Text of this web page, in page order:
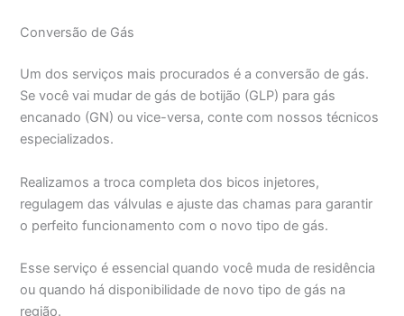
Conversão de Gás
Um dos serviços mais procurados é a conversão de gás.
Se você vai mudar de gás de botijão (GLP) para gás
encanado (GN) ou vice-versa, conte com nossos técnicos
especializados.
Realizamos a troca completa dos bicos injetores,
regulagem das válvulas e ajuste das chamas para garantir
o perfeito funcionamento com o novo tipo de gás.
Esse serviço é essencial quando você muda de residência
ou quando há disponibilidade de novo tipo de gás na
região.